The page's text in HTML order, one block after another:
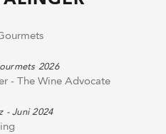
2026
- The Wine Advocate
- Juni 2024